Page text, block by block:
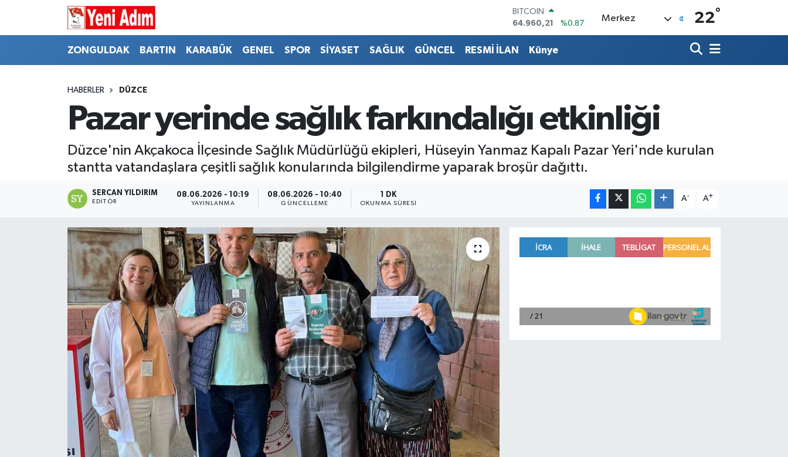
BITCOIN
64.960,21
%0.87
DOLAR
47,7436
%0.18
GRAM ALTIN
6648.99
%2.59
BİST100
Merkez 22°
ZONGULDAK BARTIN KARABÜK GENEL SPOR SİYASET SAĞLIK GÜNCEL RESMİ İLAN Künye
HABERLER DÜZCE
Pazar yerinde sağlık farkındalığı etkinliği
Düzce'nin Akçakoca İlçesinde Sağlık Müdürlüğü ekipleri, Hüseyin Yanmaz Kapalı Pazar Yeri'nde kurulan
stantta vatandaşlara çeşitli sağlık konularında bilgilendirme yaparak broşür dağıttı.
SERCAN YILDIRIM
EDITÖR
08.06.2026 - 10:19
YAYINLANMA
08.06.2026 - 10:40
GÜNCELLEME
1 DK
OKUNMA SÜRESI
A- A+
ZONGULDAK
SİYASET
RESMİ İLAN
ZONGULDAK
KARABÜK
SİYASET
GÜNCEL
RESMİ İLAN
Zonguldak Hava Durumu
Süper Lig Puan Durumu ve Fikstür
Son Dakika Haberleri
Haber Arşivi